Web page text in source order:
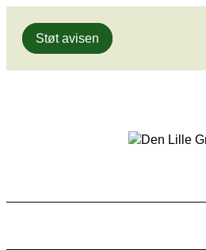
Gå
indhold
Støt avisen